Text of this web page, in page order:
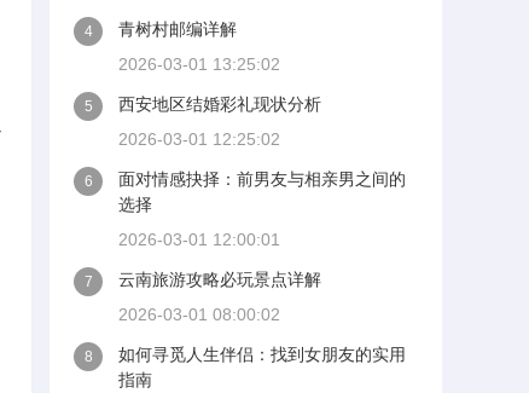
4
青树村邮编详解
2026-03-01 13:25:02
5
西安地区结婚彩礼现状分析
2026-03-01 12:25:02
6
面对情感抉择：前男友与相亲男之间的
选择
2026-03-01 12:00:01
7
云南旅游攻略必玩景点详解
2026-03-01 08:00:02
8
如何寻觅人生伴侣：找到女朋友的实用
指南